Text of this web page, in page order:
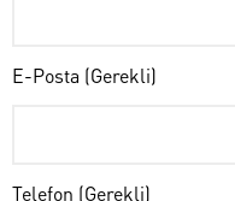
E-Posta (Gerekli)
Telefon (Gerekli)